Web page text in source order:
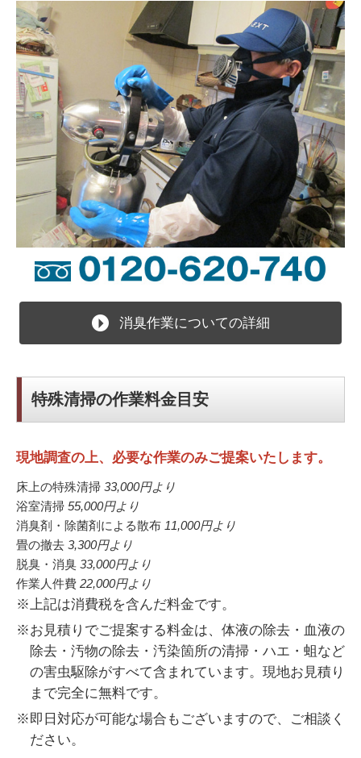
消臭作業についての詳細
特殊清掃の作業料金目安
現地調査の上、必要な作業のみご提案いたします。
床上の特殊清掃 33,000円より
浴室清掃 55,000円より
消臭剤・除菌剤による散布 11,000円より
畳の撤去 3,300円より
脱臭・消臭 33,000円より
作業人件費 22,000円より
※上記は消費税を含んだ料金です。
※お見積りでご提案する料金は、体液の除去・血液の
除去・汚物の除去・汚染箇所の清掃・ハエ・蛆など
の害虫駆除がすべて含まれています。現地お見積り
まで完全に無料です。
※即日対応が可能な場合もございますので、ご相談く
ださい。